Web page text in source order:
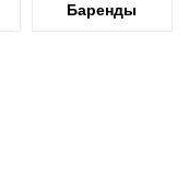
Баренды